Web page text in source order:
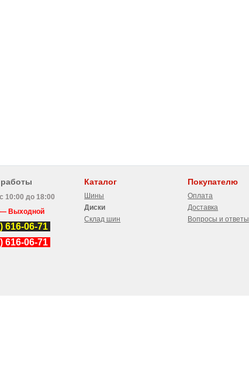
10:00 до 18:00
Выходной
616-06-71
616-06-71
Каталог
Шины
Диски
Склад шин
Покупателю
Оплата
Доставка
Вопросы и ответы